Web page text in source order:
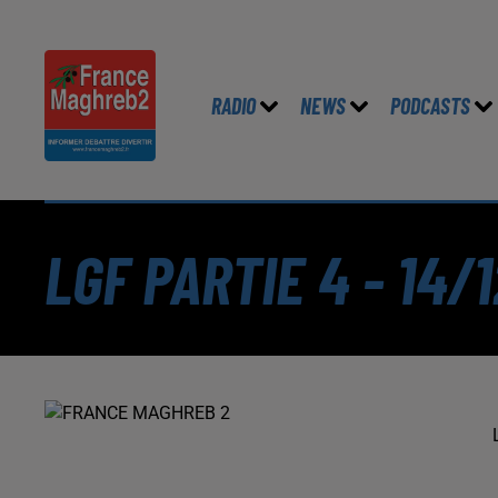
RADIO NEWS PODCASTS
LGF PARTIE 4 -